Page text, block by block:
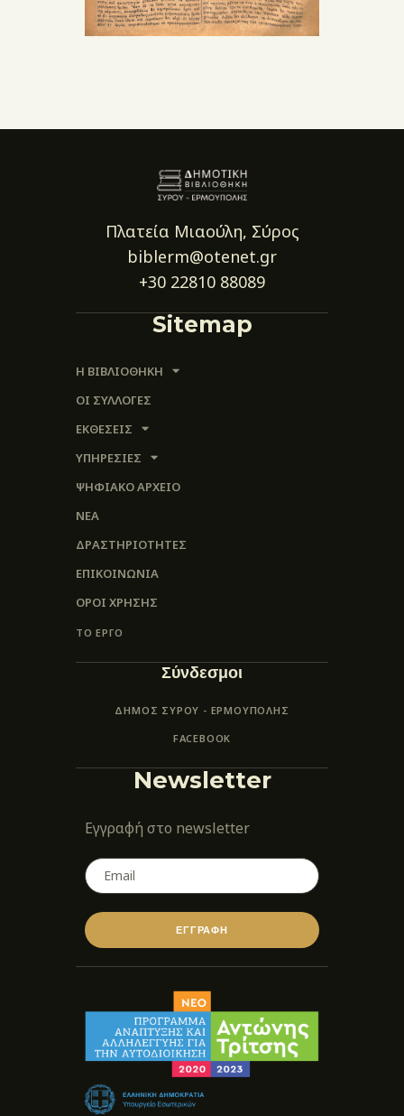
Πλατεία Μιαούλη, Σύρος
biblerm@otenet.gr
+30 22810 88089
Sitemap
Η ΒΙΒΛΙΟΘΗΚΗ
ΟΙ ΣΥΛΛΟΓΈΣ
ΕΚΘΕΣΕΙΣ
ΥΠΗΡΕΣΙΕΣ
ΨΗΦΙΑΚΌ ΑΡΧΕΊΟ
ΝΕΑ
ΔΡΑΣΤΗΡΙΟΤΗΤΕΣ
ΕΠΙΚΟΙΝΩΝΊΑ
ΌΡΟΙ ΧΡΉΣΗΣ
ΤΟ ΕΡΓΟ
Σύνδεσμοι
ΔΗΜΟΣ ΣΥΡΟΥ - ΕΡΜΟΎΠΟΛΗΣ
FACEBOOK
Newsletter
Εγγραφή στο newsletter
ΕΓΓΡΑΦΗ